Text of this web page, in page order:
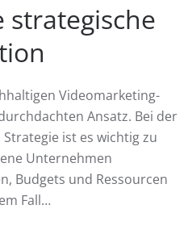
Videomarketing-
Ansatz. Bei der
ist es wichtig zu
Unternehmen
Budgets und Ressourcen
Fall…